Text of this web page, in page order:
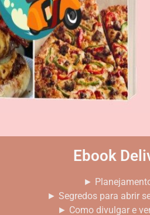
Ebook
►
► Segredos para abrir
► Como divulgar e